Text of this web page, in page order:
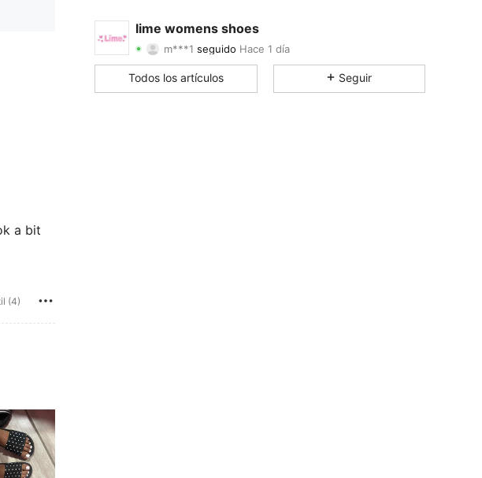
a bit
(4)
lime womens shoes
m***1seguidoHace 1 día
4.75 Calificación 18 Artículos
4.75
Todos los artículos Seguir